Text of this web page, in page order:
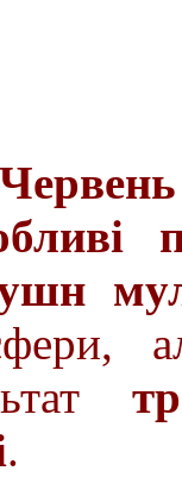
Червень
.